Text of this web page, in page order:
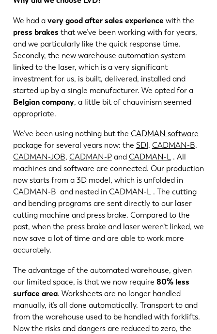
We had a very good after sales experience with the
press brakes that we’ve been working with for years,
and we particularly like the quick response time.
Secondly, the new warehouse automation system
linked to the laser, which is a very significant
investment for us, is built, delivered, installed and
started up by a single manufacturer. We opted for a
Belgian company, a little bit of chauvinism seemed
appropriate.
We’ve been using nothing but the CADMAN software
package for several years now: the SDI , CADMAN-B,
CADMAN-JOB, CADMAN-Pand CADMAN-L. All
machines and software are connected. Our production
now starts from a 3D model, which is unfolded in
CADMAN-B and nested in CADMAN-L . The cutting
and bending programs are sent directly to our laser
cutting machine and press brake. Compared to the
past, when the press brake and laser weren’t linked, we
now save a lot of time and are able to work more
accurately.
The advantage of the automated warehouse, given
our limited space, is that we now require 80% less
surface area. Worksheets are no longer handled
manually, it’s all done automatically. Transport to and
from the warehouse used to be handled with forklifts.
Now the risks and dangers are reduced to zero, the